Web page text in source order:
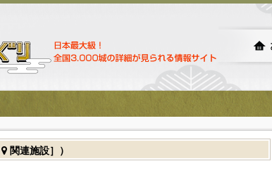
関連施設］）